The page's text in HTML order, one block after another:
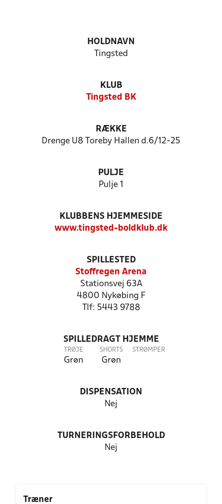
HOLDNAVN
Tingsted
KLUB
Tingsted BK
RÆKKE
Drenge U8 Toreby Hallen d.6/12-25
PULJE
Pulje 1
KLUBBENS HJEMMESIDE
www.tingsted-boldklub.dk
SPILLESTED
Stoffregen Arena
Stationsvej 63A
4800 Nykøbing F
Tlf: 5443 9788
SPILLEDRAGT HJEMME
TRØJE
Grøn
SHORTS
Grøn
STRØMPER
DISPENSATION
Nej
TURNERINGSFORBEHOLD
Nej
Træner